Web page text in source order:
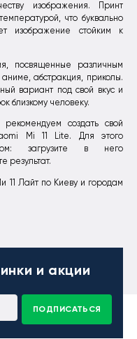
изображения. Принт
что буквально
изображение стойким к
посвященные различным
абстракция, приколы.
вариант под свой вкус и
близкому человеку.
создать свой
Mi 11 Lite. Для этого
загрузите в него
результат.
11 Лайт по Киеву и городам
и акции
ПОДПИСАТЬСЯ